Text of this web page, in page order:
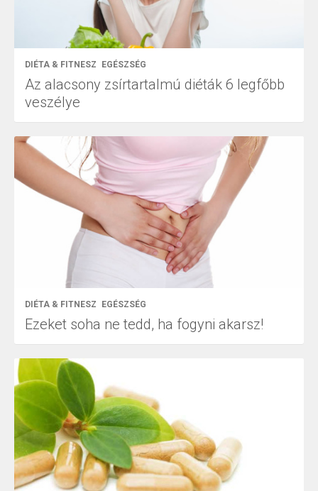
DIÉTA & FITNESZ EGÉSZSÉG
Az alacsony zsírtartalmú diéták 6 legfőbb
veszélye
DIÉTA & FITNESZ EGÉSZSÉG
Ezeket soha ne tedd, ha fogyni akarsz!